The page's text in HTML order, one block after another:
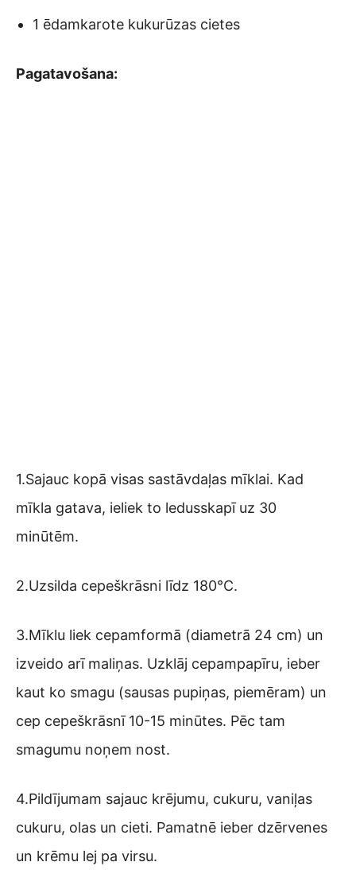
1 ēdamkarote kukurūzas cietes
Pagatavošana:
1.Sajauc kopā visas sastāvdaļas mīklai. Kad
mīkla gatava, ieliek to ledusskapī uz 30
minūtēm.
2.Uzsilda cepeškrāsni līdz 180°C.
3.Mīklu liek cepamformā (diametrā 24 cm) un
izveido arī maliņas. Uzklāj cepampapīru, ieber
kaut ko smagu (sausas pupiņas, piemēram) un
cep cepeškrāsnī 10-15 minūtes. Pēc tam
smagumu noņem nost.
4.Pildījumam sajauc krējumu, cukuru, vaniļas
cukuru, olas un cieti. Pamatnē ieber dzērvenes
un krēmu lej pa virsu.